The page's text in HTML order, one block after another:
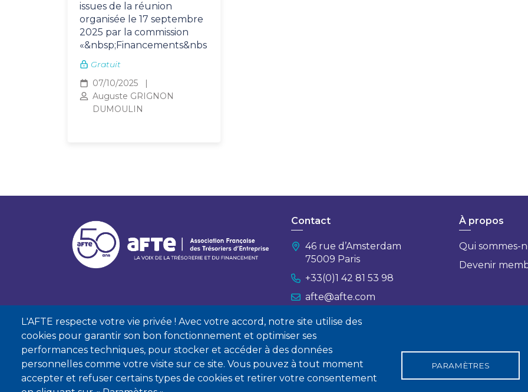
L'AFTE respecte votre vie privée ! Avec votre accord, notre site utilise des
cookies pour garantir son bon fonctionnement et optimiser ses
performances techniques, pour stocker et accéder à des données
personnelles comme votre visite sur ce site. Vous pouvez à tout moment
accepter et refuser certains types de cookies et retirer votre consentement
PARAMÈTRES
issues de la réunion
organisée le 17 septembre
2025 par la commission
«&nbsp;Financements&nbs
Gratuit
07/10/2025
Auguste GRIGNON
DUMOULIN
Contact
46 rue d’Amsterdam
75009 Paris
+33(0)1 42 81 53 98
afte@afte.com
Nous contacter
À propos
Qui sommes-
Devenir